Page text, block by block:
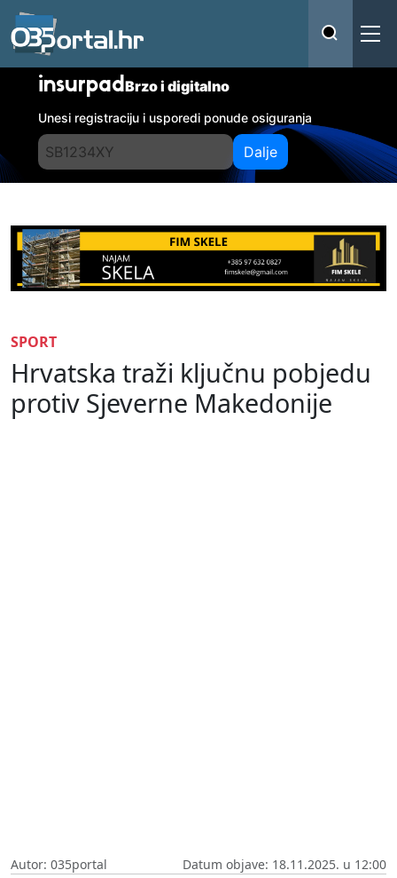
insurpadBrzo i digitalno
Unesi registraciju i usporedi ponude osiguranja
Dalje
SPORT
Hrvatska traži ključnu pobjedu
protiv Sjeverne Makedonije
Autor: 035portal Datum objave: 18.11.2025. u 12:00